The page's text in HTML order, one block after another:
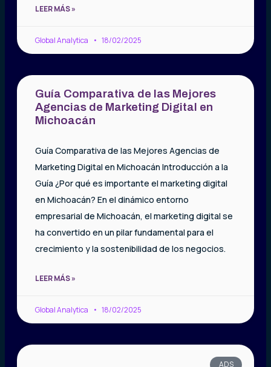
LEER MÁS »
Global Analytica 18/02/2025
Guía Comparativa de las Mejores
Agencias de Marketing Digital en
Michoacán
Guía Comparativa de las Mejores Agencias de
Marketing Digital en Michoacán Introducción a la
Guía ¿Por qué es importante el marketing digital
en Michoacán? En el dinámico entorno
empresarial de Michoacán, el marketing digital se
ha convertido en un pilar fundamental para el
crecimiento y la sostenibilidad de los negocios.
LEER MÁS »
Global Analytica 18/02/2025
ADS